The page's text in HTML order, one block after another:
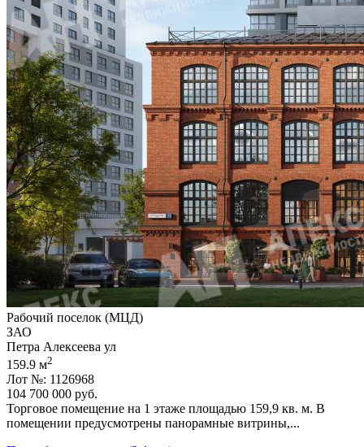
Рабочий поселок (МЦД)
ЗАО
Петра Алексеева ул
159.9 м2
Лот №: 1126968
104 700 000 руб.
Торговое помещение на 1 этаже площадью 159,­9 кв. м. В
помещении предусмотрены панорамные витрины,­...